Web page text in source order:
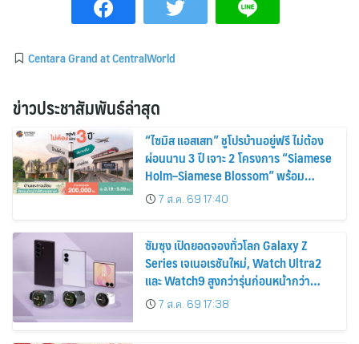
Centara Grand at CentralWorld
ข่าวประชาสัมพันธ์ล่าสุด
“ไซมิส แอสเสท” ชูโปรบ้านอยู่ฟรี ไม่ต้อง
ผ่อนนาน 3 ปี เจาะ 2 โครงการ “Siamese
Holm–Siamese Blossom” พร้อม
ส่วนลดและสิทธิพิเศษถึง 31 สิงหาคม
2569
7 ส.ค. 69 17:40
ซัมซุง เปิดยอดจองทั่วโลก Galaxy Z
Series เจเนอเรชันใหม่, Watch Ultra2
และ Watch9 สูงกว่ารุ่นก่อนหน้ากว่า
30%7 ส.ค. 69 17:38